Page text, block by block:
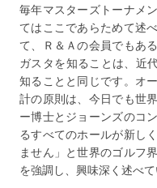
毎年マスターズトーナメ
てはここであらためて述
て、Ｒ＆Ａの会員でもあ
ガスタを知ることは、近
知ることと同じです。オ
計の原則は、今日でも世
ー博士とジョーンズのコ
るすべてのホールが新し
ません」と世界のゴルフ
を強調し、興味深く述べて